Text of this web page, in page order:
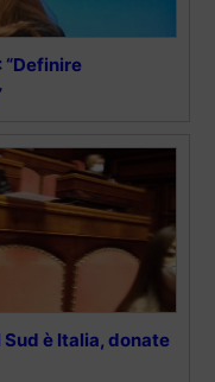
“Definire
Sud è Italia, donate